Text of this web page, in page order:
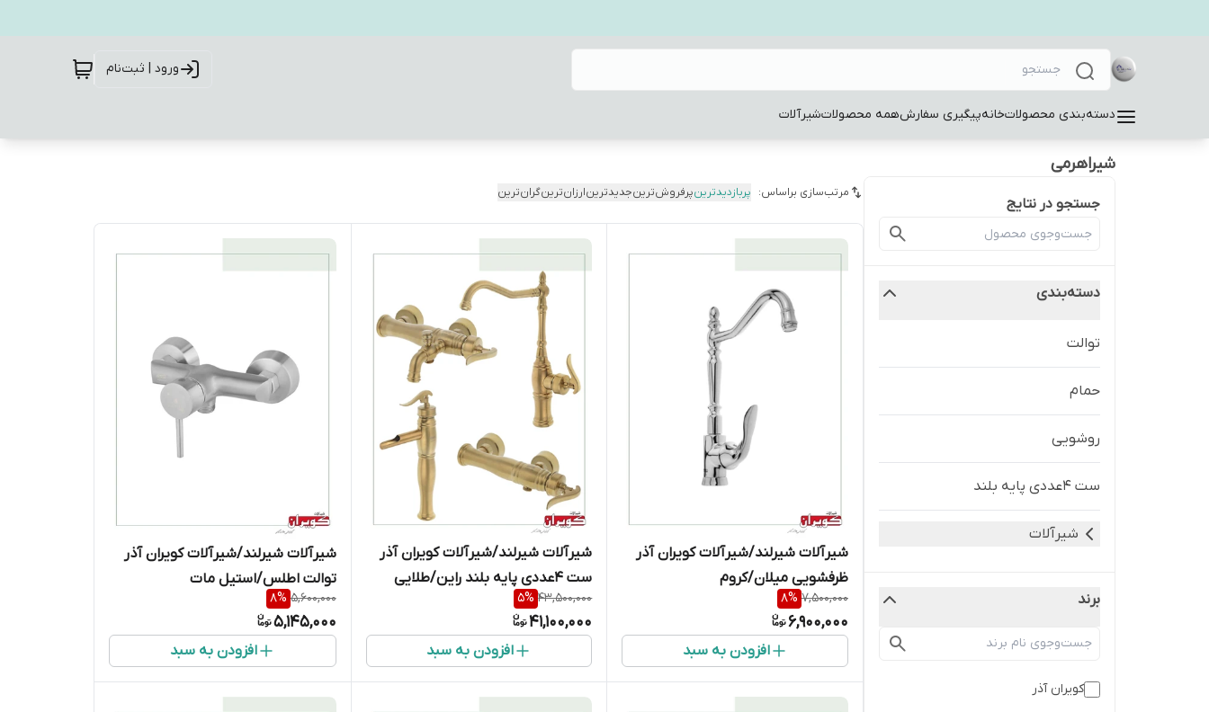
ورود | ثبت‌نام
دسته‌بندی محصولاتخانهپیگیری سفارشهمه محصولاتشیرآلات
شیراهرمی
جستجو در نتایج
دسته‌بندی
توالت
حمام
روشویی
ست 4عددی پایه بلند
شیرآلات
برند
کویران آذر
مرتب‌سازی براساس: پربازدیدترینپرفروش‌ترینجدیدترینارزان‌ترینگران‌ترین
شیرآلات شیرلند/شیرآلات کویران آذر
ظرفشویی میلان/کروم
7,500,000
8%
6,900,000
افزودن به سبد
شیرآلات شیرلند/شیرآلات کویران آذر
ست 4عددی پایه بلند راین/طلایی
مات
43,500,000
5%
41,100,000
افزودن به سبد
شیرآلات شیرلند/شیرآلات کویران آذر
توالت اطلس/استیل مات
5,600,000
8%
5,145,000
افزودن به سبد